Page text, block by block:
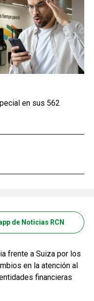
en sus 562
de Noticias RCN
frente a Suiza por los
en la atención al
financieras